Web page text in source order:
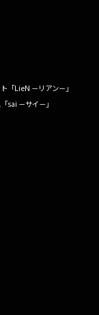
「LieN －リアン－」
sai －サイ－」